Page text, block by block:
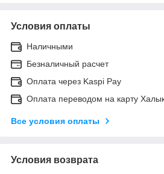
Условия оплаты
Наличными
Безналичный расчет
Оплата через Kaspi Pay
Оплата переводом на карту
Все условия оплаты
Условия возврата